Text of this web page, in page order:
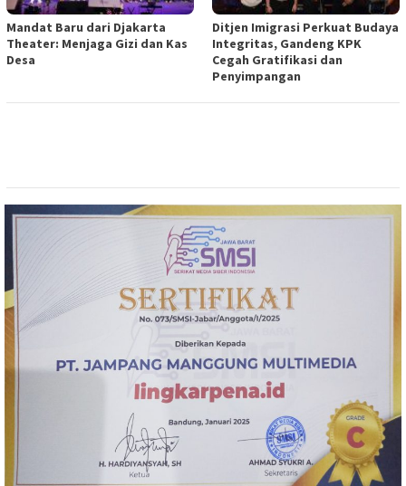
Mandat Baru dari Djakarta
Theater: Menjaga Gizi dan Kas
Desa
Ditjen Imigrasi Perkuat Budaya
Integritas, Gandeng KPK
Cegah Gratifikasi dan
Penyimpangan